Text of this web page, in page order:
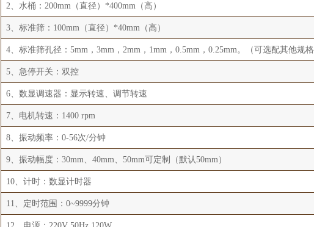
2、水桶：200mm（直径）*400mm（高）
3、标准筛：100mm（直径）*40mm（高）
4、标准筛孔径：5mm，3mm，2mm，1mm，0.5mm，0.25mm。（可选配其他规格
5、急停开关：双控
6、数显调速器：显示转速、调节转速
7、电机转速：1400 rpm
8、振动频率：0-56次/分钟
9、振动幅度：30mm、40mm、50mm可定制（默认50mm）
10、计时：数显计时器
11、定时范围：0~9999分钟